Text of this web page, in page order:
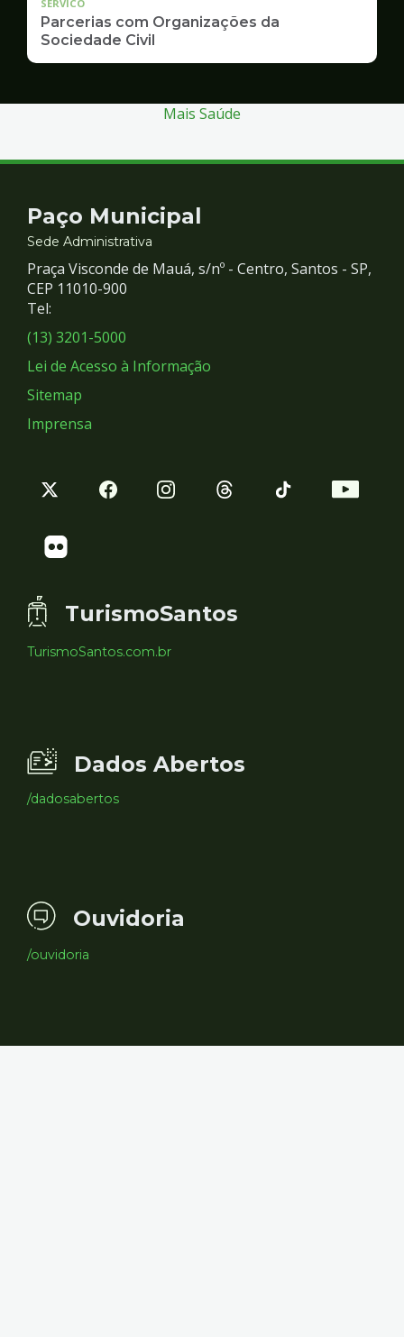
SERVICO
Parcerias com Organizações da
Sociedade Civil
Mais Saúde
Contato
e
Redes
Sociais
Paço Municipal
Sede Administrativa
Praça Visconde de Mauá, s/nº - Centro, Santos - SP,
CEP 11010-900
Tel:
(13) 3201-5000
Lei de Acesso à Informação
Sitemap
Imprensa
TurismoSantos
TurismoSantos.com.br
Dados Abertos
/dadosabertos
Ouvidoria
/ouvidoria